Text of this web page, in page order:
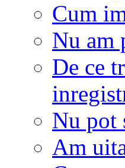
Cum
Nu am
De ce
Nu pot
Am